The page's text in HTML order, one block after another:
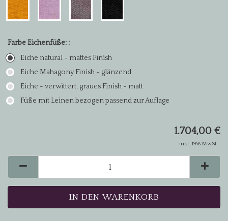
Farbe Eichenfüße: :
Eiche natural - mattes Finish
Eiche Mahagony Finish - glänzend
Eiche - verwittert, graues Finish - matt
Füße mit Leinen bezogen passend zur Auflage
1.704,00 €
inkl. 19% MwSt. .